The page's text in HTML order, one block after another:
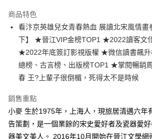
運送方式
付款後全家取貨
每筆NT$60，滿NT$499(含以上)免運費
付款後7-11取貨
每筆NT$60，滿NT$499(含以上)免運費
宅配
每筆NT$100，滿NT$499(含以上)免運費
商品特色
看汴京英雄兒女青春熱血 展讀北宋風情畫
下】 ★晉江VIP金榜TOP1 ★2022讀客文
★2022年底簽訂影視版權 ★微信讀書飆
總榜、古言榜、出版榜TOP1 ★掌閱暢銷
春 王?上輩子很倒楣，死得太不是時候
銷售重點
小麥 生於1975年，上海人，現旅居清邁六年
告策劃，是一個業餘的宋史愛好者及瓷器愛
器美文美人。 2016年10月開始在晉江文學網